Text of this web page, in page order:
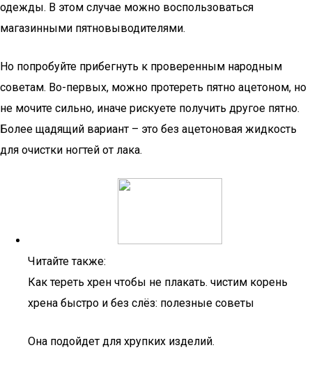
одежды. В этом случае можно воспользоваться
магазинными пятновыводителями.
Но попробуйте прибегнуть к проверенным народным
советам. Во-первых, можно протереть пятно ацетоном, но
не мочите сильно, иначе рискуете получить другое пятно.
Более щадящий вариант – это без ацетоновая жидкость
для очистки ногтей от лака.
Читайте также:
Как тереть хрен чтобы не плакать. чистим корень
хрена быстро и без слёз: полезные советы
Она подойдет для хрупких изделий.